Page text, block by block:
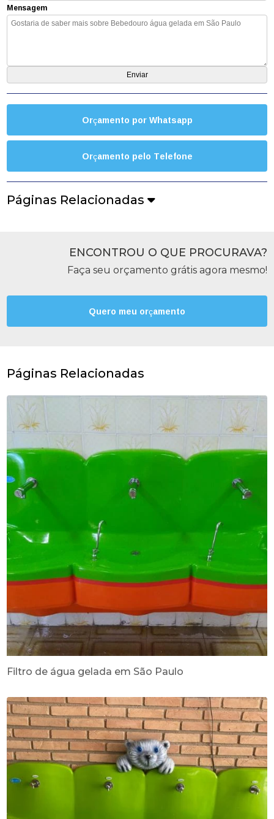
Mensagem
Orçamento por Whatsapp
Orçamento pelo Telefone
Páginas Relacionadas
ENCONTROU O QUE PROCURAVA?
Faça seu orçamento grátis agora mesmo!
Quero meu orçamento
Páginas Relacionadas
Filtro de água gelada em São Paulo